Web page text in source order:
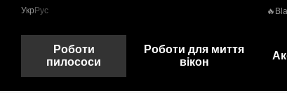
Перейти до основного контенту
Укр Рус
Роботи
пилососи
Роботи для миття
вікон